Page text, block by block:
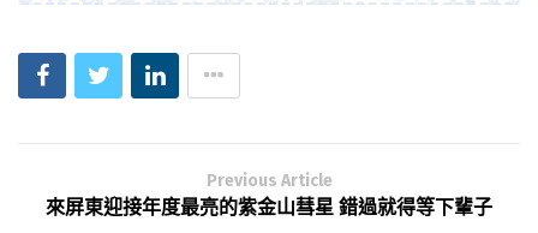
Previous Article
來屏東迎接年度最亮的紫金山彗星 錯過就得等下輩子